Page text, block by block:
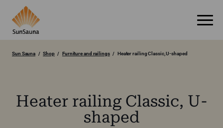
Heater railing Classic, U-
shaped
Sun Sauna Shop Furniture and railings Heater railing Classic, U-shaped